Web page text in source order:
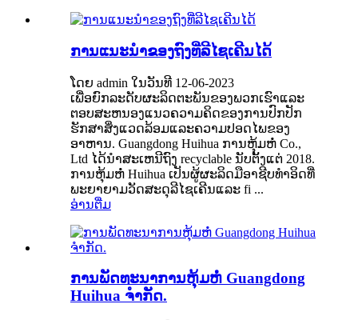
ການແນະນໍາຂອງຖົງທີ່ລີໄຊເຄີນໄດ້
ໂດຍ admin ໃນວັນທີ 12-06-2023
ເພື່ອຍົກລະດັບຜະລິດຕະພັນຂອງພວກເຮົາແລະ
ຕອບສະຫນອງແນວຄວາມຄິດຂອງການປົກປັກ
ຮັກສາສິ່ງແວດລ້ອມແລະຄວາມປອດໄພຂອງ
ອາຫານ. Guangdong Huihua ການຫຸ້ມຫໍ່ Co.,
Ltd ໄດ້ນໍາສະເຫນີຖົງ recyclable ນັບຕັ້ງແຕ່ 2018.
ການຫຸ້ມຫໍ່ Huihua ເປັນຜູ້ຜະລິດມືອາຊີບທໍາອິດທີ່
ພະຍາຍາມວັດສະດຸລີໄຊເຄີນແລະ fi ...
ອ່ານ​ຕື່ມ
ການພັດທະນາການຫຸ້ມຫໍ່ Guangdong
Huihua ຈໍາກັດ.